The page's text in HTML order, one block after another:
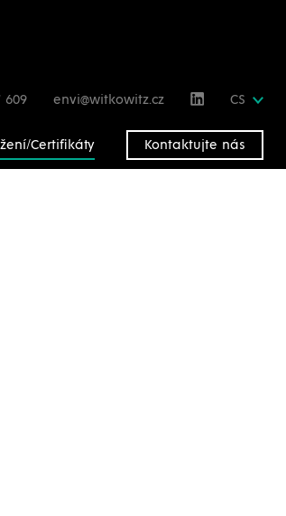
609 envi@witkowitz.cz CS
Certifikáty Kontaktujte nás